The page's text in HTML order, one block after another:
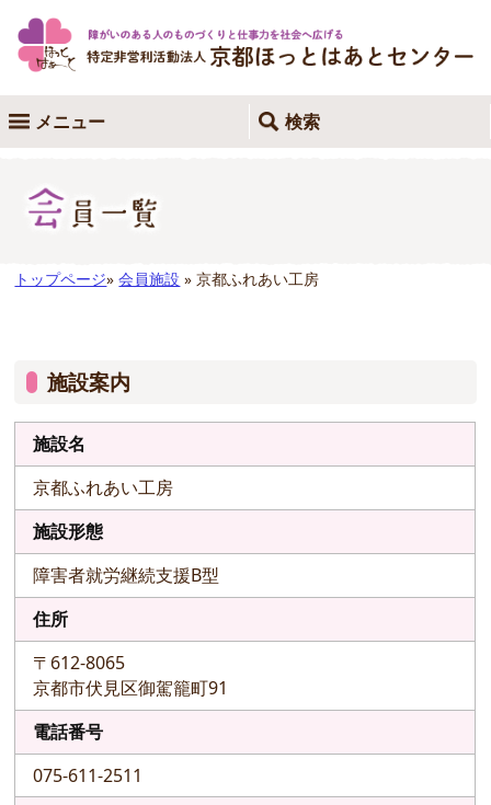
メニュー 検索
トップページ»会員施設 » 京都ふれあい工房
施設案内
施設名
京都ふれあい工房
施設形態
障害者就労継続支援B型
住所
〒612-8065
京都市伏見区御駕籠町91
電話番号
075-611-2511